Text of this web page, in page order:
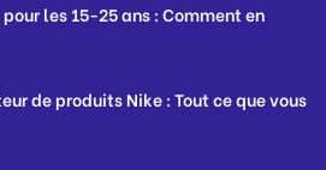
pour les 15-25 ans : Comment en
de produits Nike : Tout ce que vous